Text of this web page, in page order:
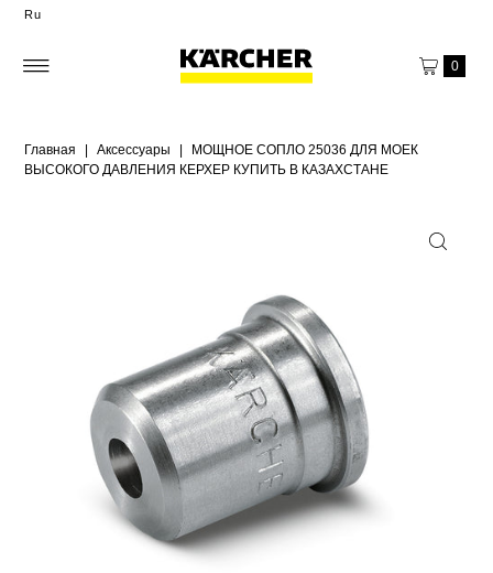
Ru
0
Главная | Аксессуары |
МОЩНОЕ СОПЛО 25036 ДЛЯ МОЕК
ВЫСОКОГО ДАВЛЕНИЯ КЕРХЕР КУПИТЬ В КАЗАХСТАНЕ